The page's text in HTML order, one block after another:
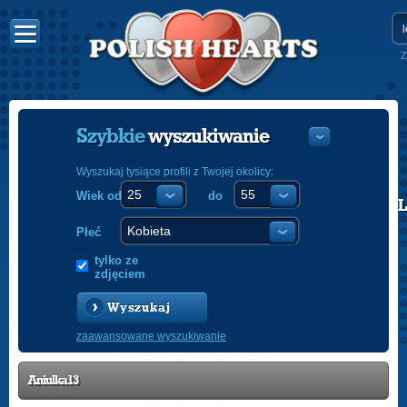
POLISH
Szybkiewyszukiwanie
Wyszukaj tysiące profili z Twojej okolicy:
Wiek od do
Płeć
tylko ze
zdjęciem
Wyszukaj
zaawansowane wyszukiwanie
Aniulka13